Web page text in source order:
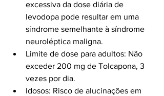
excessiva da dose diária de
levodopa pode resultar em uma
síndrome semelhante à síndrome
neuroléptica maligna.
Limite de dose para adultos: Não
exceder 200 mg de Tolcapona, 3
vezes por dia.
Idosos: Risco de alucinações em